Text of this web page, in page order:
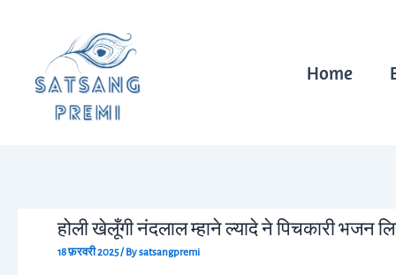
Home
होली खेलूँगी नंदलाल म्हाने ल्यादे ने पिचकारी भजन
18 फ़रवरी 2025/ Bysatsangpremi
navigation